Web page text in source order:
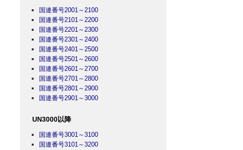
国連番号2001～2100
国連番号2101～2200
国連番号2201～2300
国連番号2301～2400
国連番号2401～2500
国連番号2501～2600
国連番号2601～2700
国連番号2701～2800
国連番号2801～2900
国連番号2901～3000
UN3000以降
国連番号3001～3100
国連番号3101～3200